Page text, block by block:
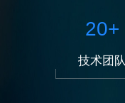
20+
技术团队